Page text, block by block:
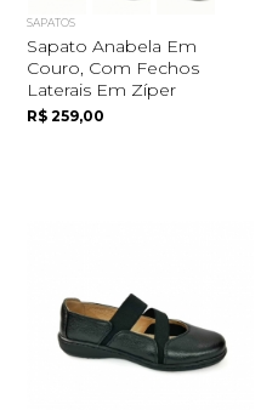
SAPATOS
Sapato Anabela Em
Couro, Com Fechos
Laterais Em Zíper
R$ 259,00